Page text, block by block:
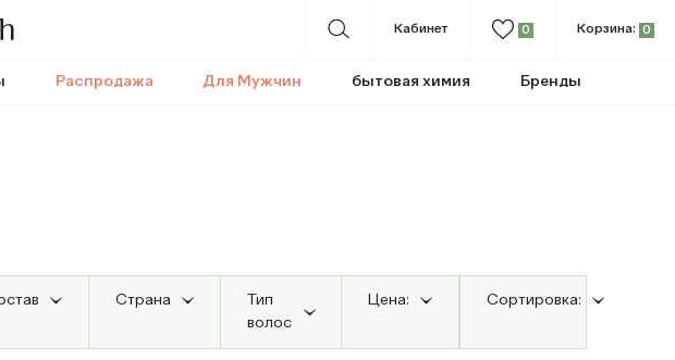
Распродажа Для Мужчин бытовая химия Бренды
Кабинет 0 Корзина: 0
Страна
Тип
волос
Цена: Сортировка: